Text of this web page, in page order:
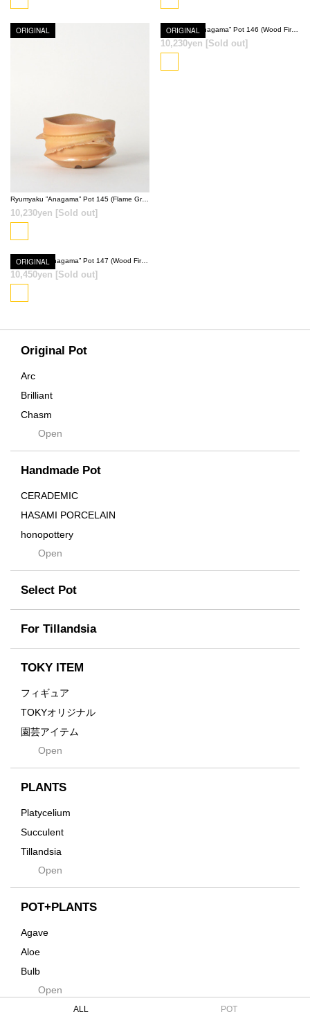
Original Pot
Arc
Brilliant
Chasm
Contra
Cream
Crown
Distortion
Drop
DUNE
Flames
For
Former
Fused
Earth
emeth
Enhance
Grid
Innocence
Kodama
Native
Progress
Quartz
RAKU
Open
Handmade Pot
CERADEMIC
HASAMI PORCELAIN
honopottery
nocturne
tamanhayat
TETSUYA OZAWA
Scratch
Takehiro Ito
Yuya Iha
Open
Select Pot
For Tillandsia
TOKY ITEM
フィギュア
TOKYオリジナル
園芸アイテム
土・化粧石・活力剤
インテリア・デザイン雑貨
Tシャツ・バッグ
その他
Open
PLANTS
Platycelium
Succulent
Tillandsia
SeedsOpen
POT+PLANTS
Agave
Aloe
Bulb
CactusOpen
SOLD OUT
ORIGINAL
Ryumyaku ”Anagama” Pot 145 (Flame Gray)
10,230yen [Sold out]
ORIGINAL Ryumyaku ”Anagama” Pot 146 (Wood Fired Red)
10,230yen [Sold out]
ORIGINAL Ryumyaku ”Anagama” Pot 147 (Wood Fired Red)
10,450yen [Sold out]
ALL POT